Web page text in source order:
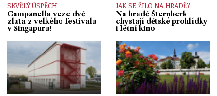
SKVĚLÝ ÚSPĚCH
Campanella veze dvě
zlata z velkého festivalu
v Singapuru!
JAK SE ŽILO NA HRADĚ?
Na hradě Šternberk
chystají dětské prohlídky
i letní kino